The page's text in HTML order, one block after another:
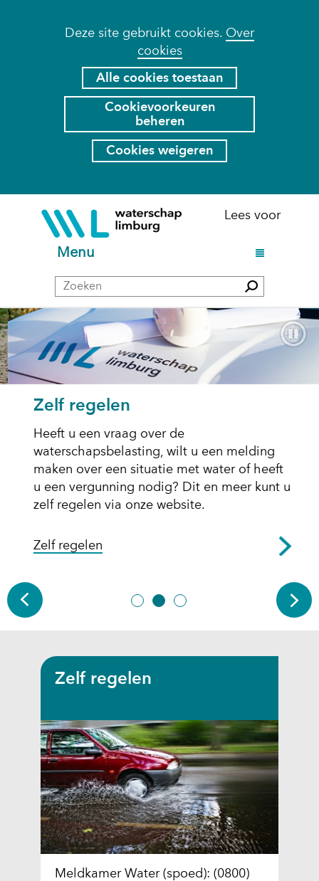
Cookies
toestaan?
Deze site gebruikt cookies. Over
cookies
kan
gebruik
cookies
website
worden
toegestaan
geweigerd.
Alle cookies toestaan
Cookievoorkeuren
beheren
Cookies weigeren
naar
Lees voor
Menu
t
k
p
p
e
n
Zoeken Zoeken
Home
Zelf regelen
Heeft u een vraag over de
waterschapsbelasting, wilt u een melding
maken over een situatie met water of heeft
u een vergunning nodig? Dit en meer kunt u
zelf regelen via onze website.
Zelf regelen
Zelf regelen
Meldkamer Water (spoed): (0800)